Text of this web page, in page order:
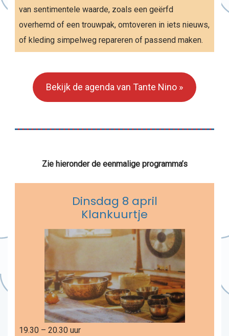
van sentimentele waarde, zoals een geërfd
overhemd of een trouwpak, omtoveren in iets nieuws,
of kleding simpelweg repareren of passend maken.
Bekijk de agenda van Tante Nino »
Zie hieronder de eenmalige programma’s
Dinsdag 8 april
Klankuurtje
19.30 – 20.30 uur